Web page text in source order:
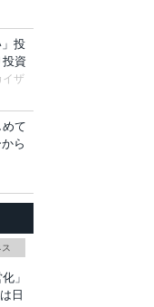
投
資
イザ
て
ら
」
日